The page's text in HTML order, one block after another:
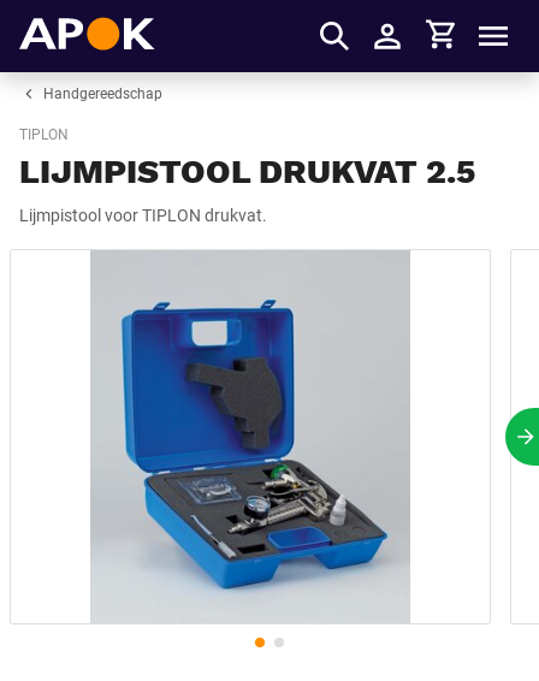
Inloggen
Winkelmandje
Handgereedschap
TIPLON
LIJMPISTOOL DRUKVAT 2.5
Lijmpistool voor TIPLON drukvat.